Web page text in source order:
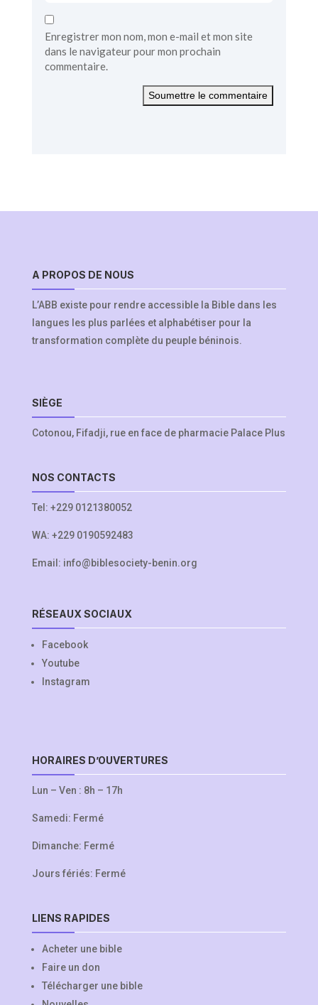
Enregistrer mon nom, mon e-mail et mon site
dans le navigateur pour mon prochain
commentaire.
Soumettre le commentaire
A PROPOS DE NOUS
L’ABB existe pour rendre accessible la Bible dans les
langues les plus parlées et alphabétiser pour la
transformation complète du peuple béninois.
SIÈGE
Cotonou, Fifadji, rue en face de pharmacie Palace Plus
NOS CONTACTS
Tel: +229 0121380052
WA: +229 0190592483
Email: info@biblesociety-benin.org
RÉSEAUX SOCIAUX
Facebook
Youtube
Instagram
HORAIRES D’OUVERTURES
Lun – Ven : 8h – 17h
Samedi: Fermé
Dimanche: Fermé
Jours fériés: Fermé
LIENS RAPIDES
Acheter une bible
Faire un don
Télécharger une bible